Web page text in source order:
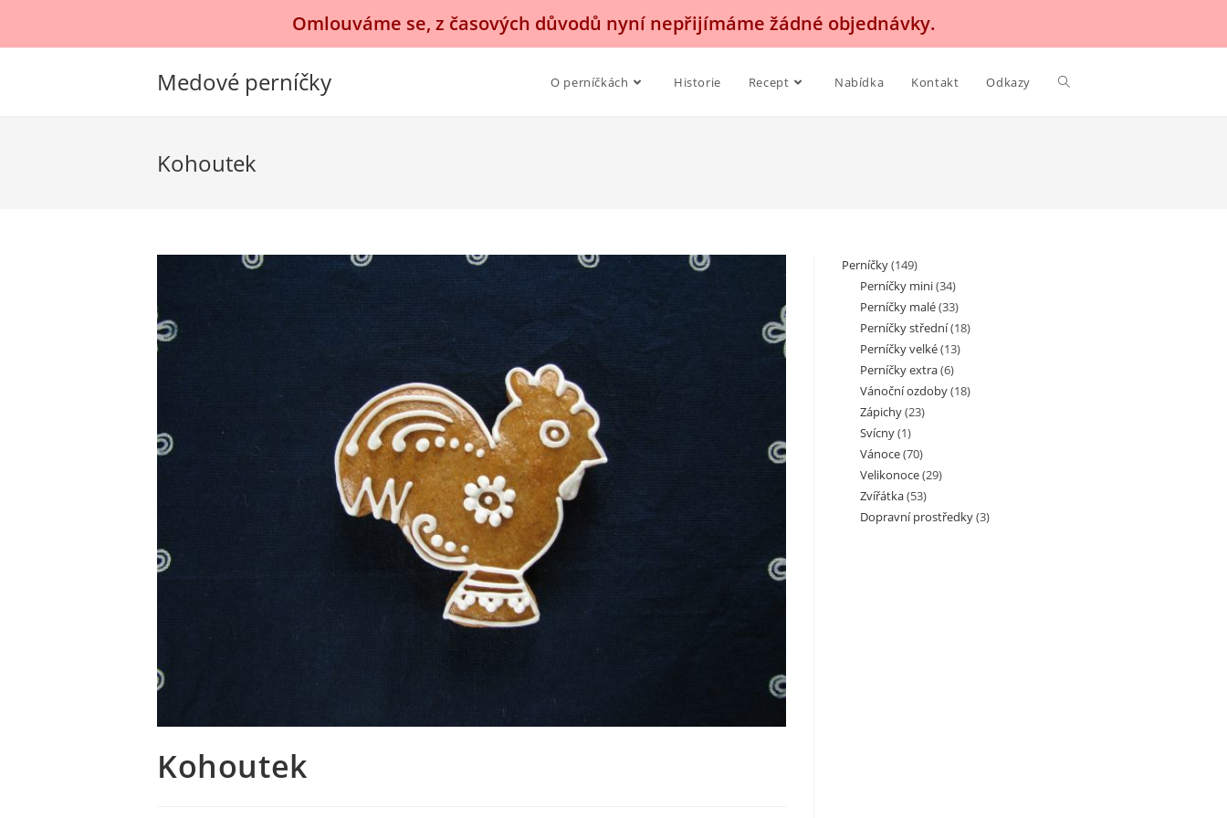
Omlouváme se, z časových důvodů nyní nepřijímáme žádné objednávky.
Medové perníčky O perníčkách Historie Recept Nabídka Kontakt Odkazy
Kohoutek
Kohoutek
Perníčky(149)
Perníčky mini(34)
Perníčky malé(33)
Perníčky střední(18)
Perníčky velké(13)
Perníčky extra(6)
Vánoční ozdoby(18)
Zápichy(23)
Svícny(1)
Vánoce(70)
Velikonoce(29)
Zvířátka(53)
Dopravní prostředky(3)